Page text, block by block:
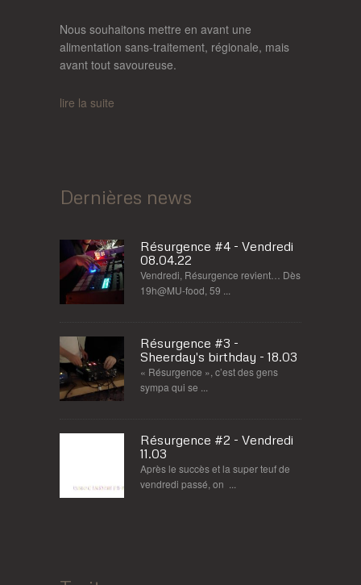
Nous souhaitons mettre en avant une
alimentation sans-traitement, régionale, mais
avant tout savoureuse.
lire la suite
Dernières news
Résurgence #4 - Vendredi
08.04.22
Vendredi, Résurgence revient… Dès
19h@MU-food, 59 ...
Résurgence #3 -
Sheerday's birthday - 18.03
« Résurgence », c’est des gens
sympa qui se ...
Résurgence #2 - Vendredi
11.03
Après le succès et la super teuf de
vendredi passé, on ...